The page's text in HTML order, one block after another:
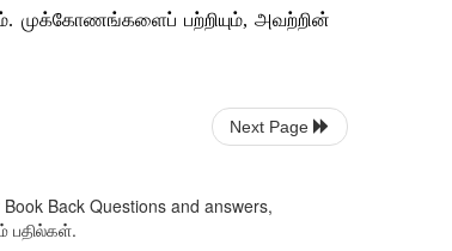
முக்கோணங்களைப் பற்றியும், அவற்றின்
Next Page
Back Questions and answers,
பதில்கள்.